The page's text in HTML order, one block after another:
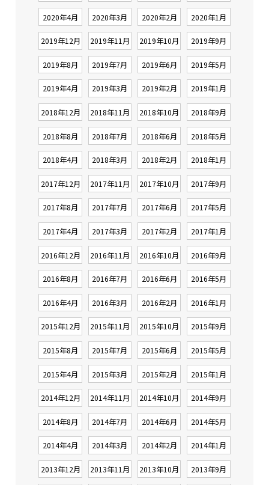
2020年4月 2020年3月 2020年2月 2020年1月
2019年12月 2019年11月 2019年10月 2019年9月
2019年8月 2019年7月 2019年6月 2019年5月
2019年4月 2019年3月 2019年2月 2019年1月
2018年12月 2018年11月 2018年10月 2018年9月
2018年8月 2018年7月 2018年6月 2018年5月
2018年4月 2018年3月 2018年2月 2018年1月
2017年12月 2017年11月 2017年10月 2017年9月
2017年8月 2017年7月 2017年6月 2017年5月
2017年4月 2017年3月 2017年2月 2017年1月
2016年12月 2016年11月 2016年10月 2016年9月
2016年8月 2016年7月 2016年6月 2016年5月
2016年4月 2016年3月 2016年2月 2016年1月
2015年12月 2015年11月 2015年10月 2015年9月
2015年8月 2015年7月 2015年6月 2015年5月
2015年4月 2015年3月 2015年2月 2015年1月
2014年12月 2014年11月 2014年10月 2014年9月
2014年8月 2014年7月 2014年6月 2014年5月
2014年4月 2014年3月 2014年2月 2014年1月
2013年12月 2013年11月 2013年10月 2013年9月